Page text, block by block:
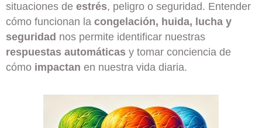
situaciones de estrés, peligro o seguridad. Entender
cómo funcionan la congelación, huida, lucha y
seguridad nos permite identificar nuestras
respuestas automáticas y tomar conciencia de
cómo impactan en nuestra vida diaria.